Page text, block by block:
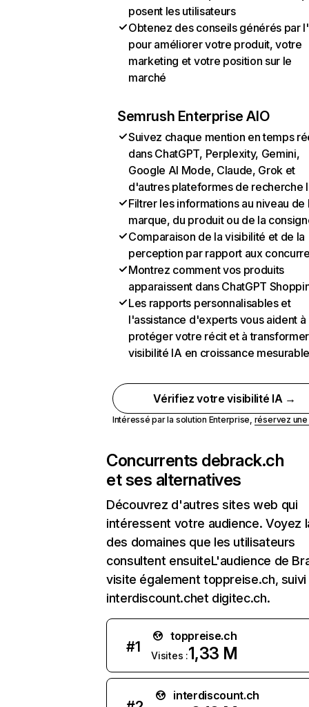
posent les utilisateurs
Obtenez des conseils générés par
pour améliorer votre produit, votre
marketing et votre position sur le
marché
Semrush Enterprise AIO
Suivez chaque mention en temps
dans ChatGPT, Perplexity, Gemini,
Google AI Mode, Claude, Grok et
d'autres plateformes de recherche
Filtrer les informations au niveau de
marque, du produit ou de la
Comparaison de la visibilité et de la
perception par rapport aux
Montrez comment vos produits
apparaissent dans ChatGPT
Les rapports personnalisables et
l'assistance d'experts vous aident à
protéger votre récit et à
visibilité IA en croissance
Vérifiez votre visibilité IA →
Intéressé par la solution Enterprise, réservez
Concurrents debrack.ch
et ses alternatives
Découvrez d'autres sites web qui
intéressent votre audience. Voyez
des domaines que les utilisateurs
consultent ensuiteL'audience de
visite également toppreise.ch, suivi
interdiscount.chet digitec.ch.
#1
toppreise.ch
Visites :1,33 M
interdiscount.ch